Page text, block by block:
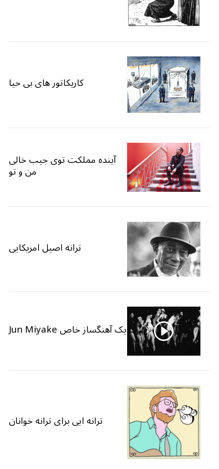
کاریکاتور های بی حیا
آینده مملکت توی جیب خالی
من و تو
ترانه اصیل امریکایی
یک آهنگساز خاص Jun Miyake
ترانه ایی برای ترانه خوانان